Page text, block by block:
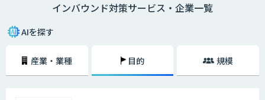
提供できるAIは、観光業界を支える味方となることでしょう。
インバウンド対策サービス・企業一覧
AIを探す
産業・業種 目的 規模